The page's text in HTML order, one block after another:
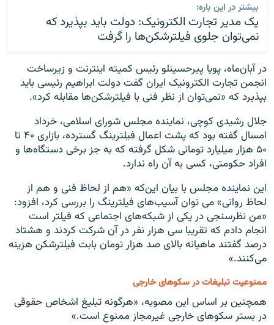
بیشتر در این باره:
یک مدیر تجارت الکترونیک: دولت باید بپذیرد که
نمی‌توان جلوی فیلترشکن‌ها را گرفت
در آبان‌ماه، پویا پیرحسینلو رئیس کمیته اینترنت و زیرساخت
انجمن تجارت الکترونیک ایران گفت دولت ابراهیم رئیسی باید
بپذیرد که «نمی‌توان از نظر فنی با فیلترشکن‌ها مقابله کرد».
جلال رشیدی کوچی، نماینده مجلس شورای اسلامی، خرداد
امسال گفته بود که پشت اعمال فیلترینگ گسترده، بازاری ۴۰ تا
۵۰ هزار میلیارد تومانی شکل گرفته که به جز برخی دستگاه‌ها و
افراد حکومتی، کسی به آن راه ندارد.
این نماینده مجلس با بیان این‌که «هم از لحاظ فنی و هم از
لحاظ روانی» می توان آسیب‌های فیلترینگ را بررسی کرد، افزود:
«من نظرسنجی در یکی از شبکه‌های اجتماعی که فیلتر است
انجام دادم که تقریبا سی هزار نفر در آن شرکت کردند و هشتاد
درصد گفتند ماهیانه بالای صد هزار تومان بابت فیلترشکن هزینه
می‌کنند.»
ممنوعیت تبلیغات در سکوهای خارجی
همچنین بر اساس این مصوبه، «هرگونه تبلیغ اشخاص حقوقی
در بستر سکوهای خارجی غیرمجاز ممنوع است.»